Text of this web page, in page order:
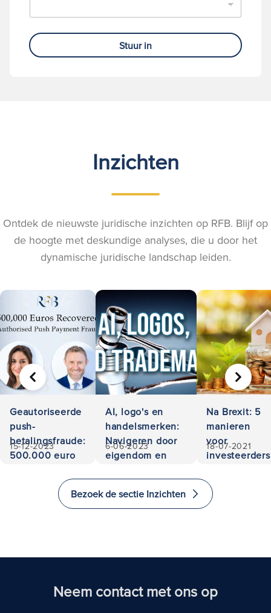
Stuur in
Inzichten
Ontdek de nieuwste juridische inzichten op RFB. Blijf op
de hoogte met deskundige analyses, die u door het
dynamische juridische landschap leiden.
Geautoriseerde
push-
betalingsfraude:
500.000 euro
15-12-2023
AI, logo's en
handelsmerken:
Navigeren door
eigendom en
6-06-2023
Na Brexit: 5
manieren
voor
investeerders
investeren
en emigreren
18-07-2021
VORIGE
Bezoek de sectie Inzichten
Neem contact met ons op